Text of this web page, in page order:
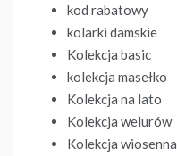
kod rabatowy
kolarki damskie
Kolekcja basic
kolekcja masełko
Kolekcja na lato
Kolekcja welurów
Kolekcja wiosenna